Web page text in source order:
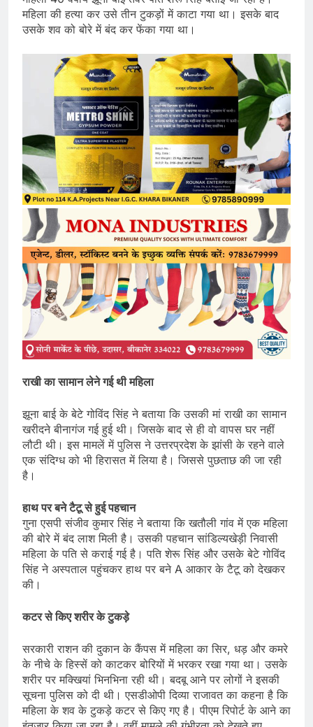
महिला की हत्या कर उसे तीन टुकड़ों में काटा गया था। इसके बाद
उसके शव को बोरे में बंद कर फेंका गया था।
राखी का सामान लेने गई थी महिला
झूना बाई के बेटे गोविंद सिंह ने बताया कि उसकी मां राखी का सामान
खरीदने बीनागंज गई हुई थी। जिसके बाद से ही वो वापस घर नहीं
लौटी थी। इस मामलें में पुलिस ने उत्तरप्रदेश के झांसी के रहने वाले
एक संदिग्ध को भी हिरासत में लिया है। जिससे पुछताछ की जा रही
है।
हाथ पर बने टैटू से हुई पहचान
गुना एसपी संजीव कुमार सिंह ने बताया कि खतौली गांव में एक महिला
की बोरे में बंद लाश मिली है। उसकी पहचान सांडिल्यखेड़ी निवासी
महिला के पति से कराई गई है। पति शेरू सिंह और उसके बेटे गोविंद
सिंह ने अस्पताल पहुंचकर हाथ पर बने A आकार के टैटू को देखकर
की।
कटर से किए शरीर के टुकड़े
सरकारी राशन की दुकान के कैंपस में महिला का सिर, धड़ और कमरे
के नीचे के हिस्सें को काटकर बोरियों में भरकर रखा गया था। उसके
शरीर पर मक्खियां भिनभिना रही थी। बदबू आने पर लोगों ने इसकी
सूचना पुलिस को दी थी। एसडीओपी दिव्या राजावत का कहना है कि
महिला के शव के टुकड़े कटर से किए गए है। पीएम रिपोर्ट के आने का